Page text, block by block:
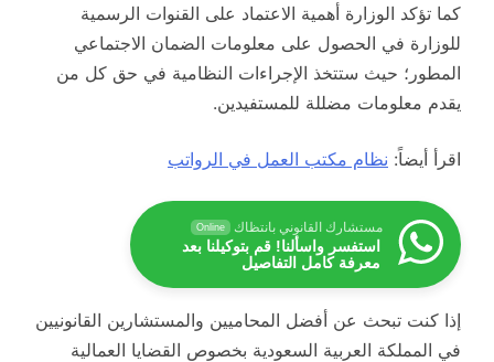
كما تؤكد الوزارة أهمية الاعتماد على القنوات الرسمية
للوزارة في الحصول على معلومات الضمان الاجتماعي
المطور؛ حيث ستتخذ الإجراءات النظامية في حق كل من
يقدم معلومات مضللة للمستفيدين.
اقرأ أيضاً: نظام مكتب العمل في الرواتب
مستشارك القانوني بانتظاك Online
استفسر واسألنا! قم بتوكيلنا بعد
معرفة كامل التفاصيل
إذا كنت تبحث عن أفضل المحاميين والمستشارين القانونيين
في المملكة العربية السعودية بخصوص القضايا العمالية